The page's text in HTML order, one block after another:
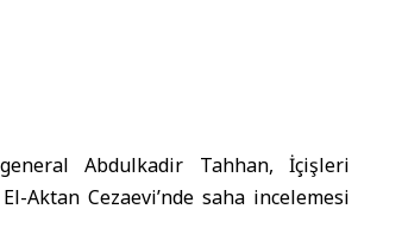
Abdulkadir Tahhan,İçişleri
El-Aktan Cezaevi’nde saha incelemesi